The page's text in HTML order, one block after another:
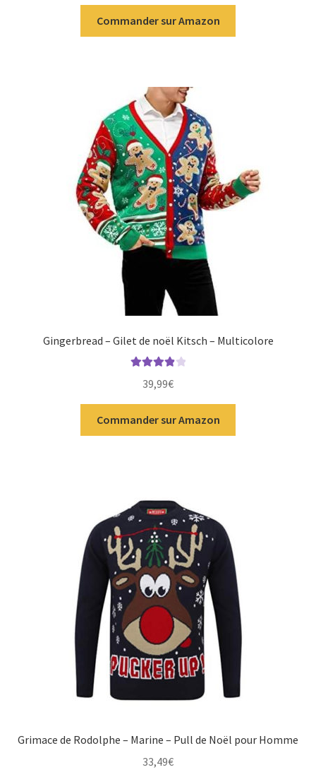
Commander sur Amazon
Gingerbread – Gilet de noël Kitsch – Multicolore
sur 5
39,99€
Commander sur Amazon
Grimace de Rodolphe – Marine – Pull de Noël pour Homme
33,49€